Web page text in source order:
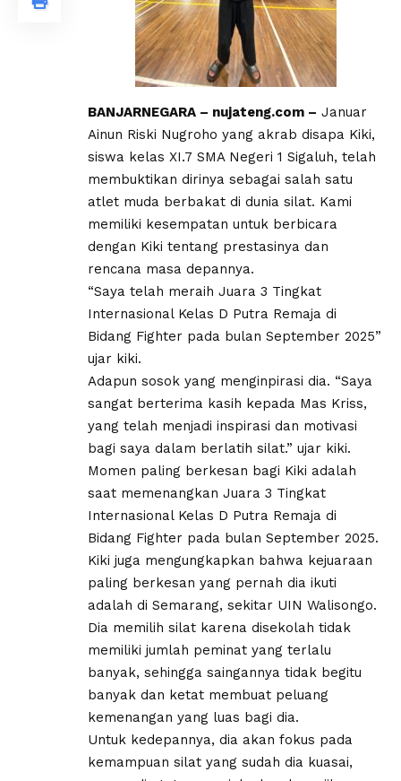
BANJARNEGARA – nujateng.com – Januar
Ainun Riski Nugroho yang akrab disapa Kiki,
siswa kelas XI.7 SMA Negeri 1 Sigaluh, telah
membuktikan dirinya sebagai salah satu
atlet muda berbakat di dunia silat. Kami
memiliki kesempatan untuk berbicara
dengan Kiki tentang prestasinya dan
rencana masa depannya.
“Saya telah meraih Juara 3 Tingkat
Internasional Kelas D Putra Remaja di
Bidang Fighter pada bulan September 2025”
ujar kiki.
Adapun sosok yang menginpirasi dia. “Saya
sangat berterima kasih kepada Mas Kriss,
yang telah menjadi inspirasi dan motivasi
bagi saya dalam berlatih silat.” ujar kiki.
Momen paling berkesan bagi Kiki adalah
saat memenangkan Juara 3 Tingkat
Internasional Kelas D Putra Remaja di
Bidang Fighter pada bulan September 2025.
Kiki juga mengungkapkan bahwa kejuaraan
paling berkesan yang pernah dia ikuti
adalah di Semarang, sekitar UIN Walisongo.
Dia memilih silat karena disekolah tidak
memiliki jumlah peminat yang terlalu
banyak, sehingga saingannya tidak begitu
banyak dan ketat membuat peluang
kemenangan yang luas bagi dia.
Untuk kedepannya, dia akan fokus pada
kemampuan silat yang sudah dia kuasai,